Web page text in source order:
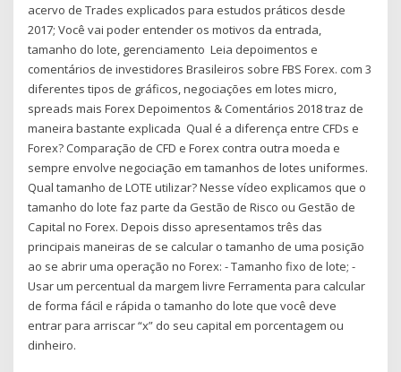
acervo de Trades explicados para estudos práticos desde
2017; Você vai poder entender os motivos da entrada,
tamanho do lote, gerenciamento Leia depoimentos e
comentários de investidores Brasileiros sobre FBS Forex. com 3
diferentes tipos de gráficos, negociações em lotes micro,
spreads mais Forex Depoimentos & Comentários 2018 traz de
maneira bastante explicada Qual é a diferença entre CFDs e
Forex? Comparação de CFD e Forex contra outra moeda e
sempre envolve negociação em tamanhos de lotes uniformes.
Qual tamanho de LOTE utilizar? Nesse vídeo explicamos que o
tamanho do lote faz parte da Gestão de Risco ou Gestão de
Capital no Forex. Depois disso apresentamos três das
principais maneiras de se calcular o tamanho de uma posição
ao se abrir uma operação no Forex: - Tamanho fixo de lote; -
Usar um percentual da margem livre Ferramenta para calcular
de forma fácil e rápida o tamanho do lote que você deve
entrar para arriscar “x” do seu capital em porcentagem ou
dinheiro.